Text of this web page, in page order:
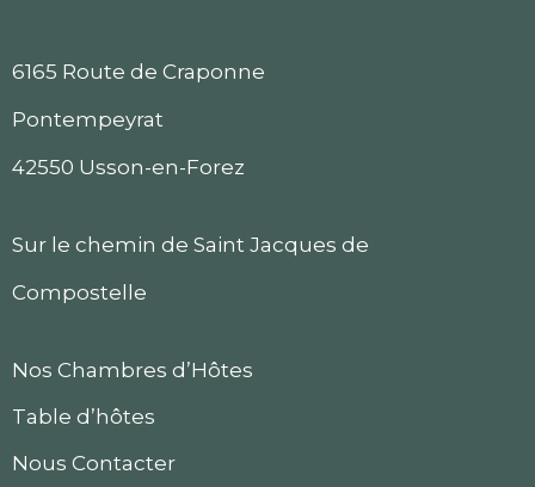
6165 Route de Craponne
Pontempeyrat
42550 Usson-en-Forez
Sur le chemin de Saint Jacques de
Compostelle
Nos Chambres d’Hôtes
Table d’hôtes
Nous Contacter